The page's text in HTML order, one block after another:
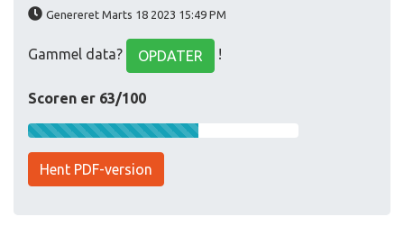
Genereret Marts 18 2023 15:49 PM
Gammel data? OPDATER !
Scoren er 63/100
Hent PDF-version